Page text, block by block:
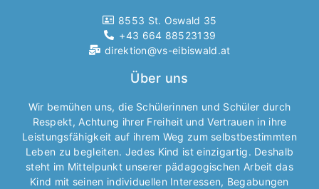
8553 St. Oswald 35
+43 664 88523139
direktion@vs-eibiswald.at
Über uns
Wir bemühen uns, die Schülerinnen und Schüler durch
Respekt, Achtung ihrer Freiheit und Vertrauen in ihre
Leistungsfähigkeit auf ihrem Weg zum selbstbestimmten
Leben zu begleiten. Jedes Kind ist einzigartig. Deshalb
steht im Mittelpunkt unserer pädagogischen Arbeit das
Kind mit seinen individuellen Interessen, Begabungen